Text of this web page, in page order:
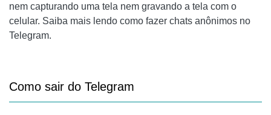
nem capturando uma tela nem gravando a tela com o
celular. Saiba mais lendo como fazer chats anônimos no
Telegram.
Como sair do Telegram